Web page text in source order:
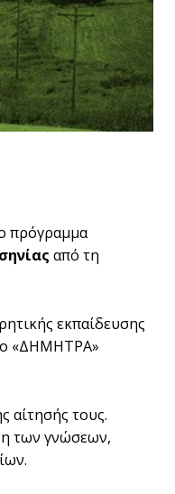
πρόγραμμα
από τη
εκπαίδευσης
«ΔΗΜΗΤΡΑ»
αίτησής τους.
των γνώσεων,